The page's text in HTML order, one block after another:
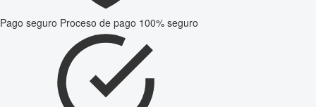
Pago seguro Proceso de pago 100% seguro